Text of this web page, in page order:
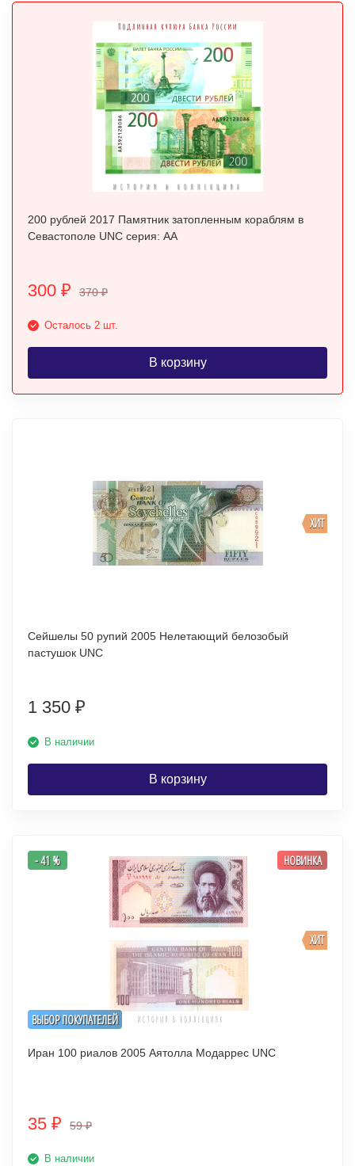
200 рублей 2017 Памятник затопленным кораблям в
Севастополе UNC серия: АА
300 ₽ 370₽
Осталось 2 шт.
В корзину
ХИТ
Сейшелы 50 рупий 2005 Нелетающий белозобый
пастушок UNC
1 350 ₽
В наличии
В корзину
ВЫБОР ПОКУПАТЕЛЕЙ
ХИТ
- 41 % НОВИНКА
Иран 100 риалов 2005 Аятолла Модаррес UNC
35 ₽ 59₽
В наличии